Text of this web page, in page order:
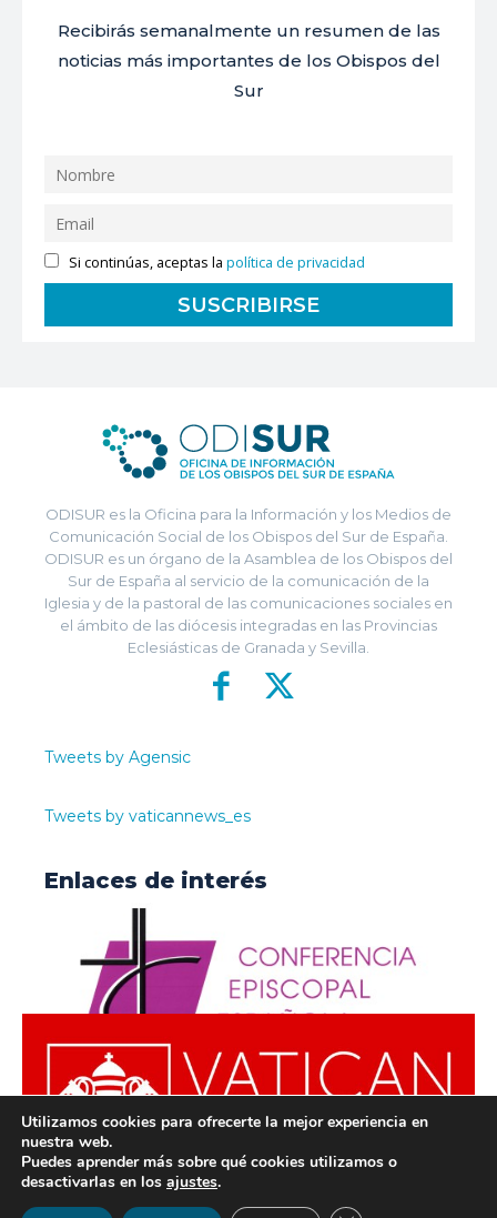
Recibirás semanalmente un resumen de las
noticias más importantes de los Obispos del
Sur
Si continúas, aceptas lapolítica de privacidad
ODISUR es la Oficina para la Información y los Medios de
Comunicación Social de los Obispos del Sur de España.
ODISUR es un órgano de la Asamblea de los Obispos del
Sur de España al servicio de la comunicación de la
Iglesia y de la pastoral de las comunicaciones sociales en
el ámbito de las diócesis integradas en las Provincias
Eclesiásticas de Granada y Sevilla.
Tweets by Agensic
Tweets by vaticannews_es
Enlaces de interés
© ODISUR | Todos los derechos reservados |Política de
Utilizamos cookies para ofrecerte la mejor experiencia en
nuestra web.
Puedes aprender más sobre qué cookies utilizamos o
desactivarlas en los ajustes.